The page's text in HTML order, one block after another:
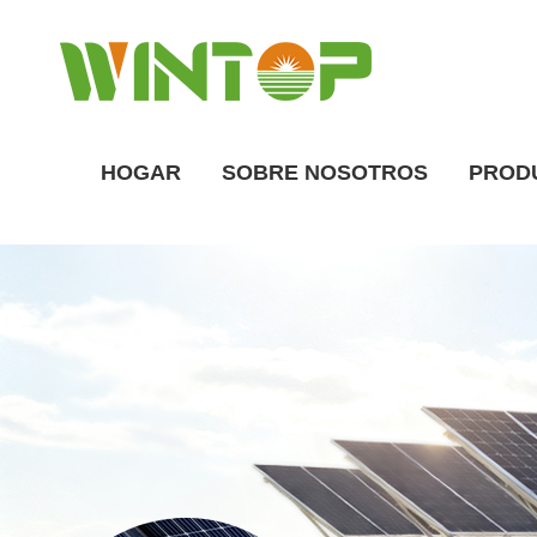
HOGAR SOBRE NOSOTROS